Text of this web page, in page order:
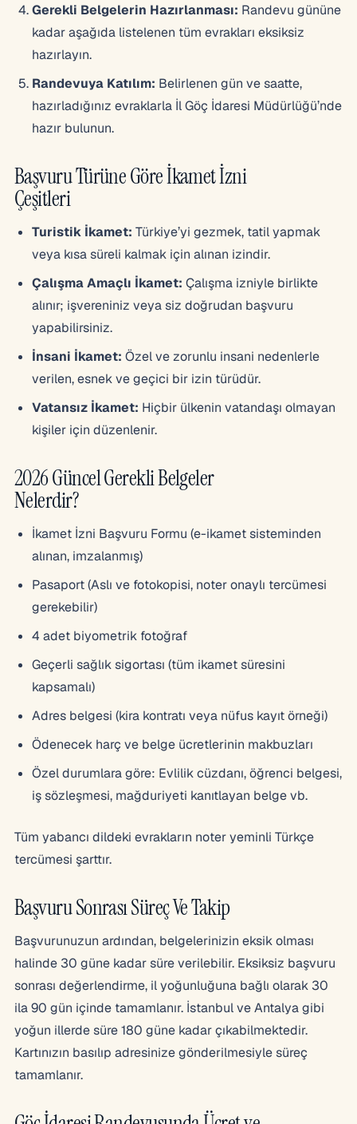
Gerekli Belgelerin Hazırlanması: Randevu gününe
kadar aşağıda listelenen tüm evrakları eksiksiz
hazırlayın.
Randevuya Katılım: Belirlenen gün ve saatte,
hazırladığınız evraklarla İl Göç İdaresi Müdürlüğü’nde
hazır bulunun.
Başvuru Türüne Göre İkamet İzni
Çeşitleri
Turistik İkamet: Türkiye’yi gezmek, tatil yapmak
veya kısa süreli kalmak için alınan izindir.
Çalışma Amaçlı İkamet: Çalışma izniyle birlikte
alınır; işvereniniz veya siz doğrudan başvuru
yapabilirsiniz.
İnsani İkamet: Özel ve zorunlu insani nedenlerle
verilen, esnek ve geçici bir izin türüdür.
Vatansız İkamet: Hiçbir ülkenin vatandaşı olmayan
kişiler için düzenlenir.
2026 Güncel Gerekli Belgeler
Nelerdir?
İkamet İzni Başvuru Formu (e-ikamet sisteminden
alınan, imzalanmış)
Pasaport (Aslı ve fotokopisi, noter onaylı tercümesi
gerekebilir)
4 adet biyometrik fotoğraf
Geçerli sağlık sigortası (tüm ikamet süresini
kapsamalı)
Adres belgesi (kira kontratı veya nüfus kayıt örneği)
Ödenecek harç ve belge ücretlerinin makbuzları
Özel durumlara göre: Evlilik cüzdanı, öğrenci belgesi,
iş sözleşmesi, mağduriyeti kanıtlayan belge vb.
Tüm yabancı dildeki evrakların noter yeminli Türkçe
tercümesi şarttır.
Başvuru Sonrası Süreç Ve Takip
Başvurunuzun ardından, belgelerinizin eksik olması
halinde 30 güne kadar süre verilebilir. Eksiksiz başvuru
sonrası değerlendirme, il yoğunluğuna bağlı olarak 30
ila 90 gün içinde tamamlanır. İstanbul ve Antalya gibi
yoğun illerde süre 180 güne kadar çıkabilmektedir.
Kartınızın basılıp adresinize gönderilmesiyle süreç
tamamlanır.